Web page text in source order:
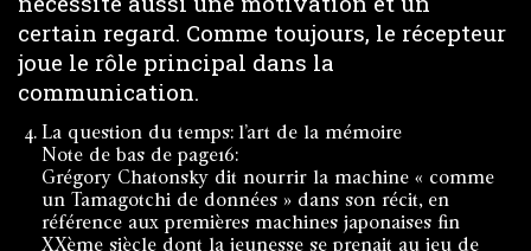
certain regard. Comme toujours, le récepteur
joue le rôle principal dans la
communication.
La question du temps: l’art de la mémoire
Note de bas de page16:
Grégory Chatonsky dit nourrir la machine « comme
un Tamagotchi de données » dans son récit, en
référence aux premières machines japonaises fin
XXème siècle dont la jeunesse se prenait au jeu de